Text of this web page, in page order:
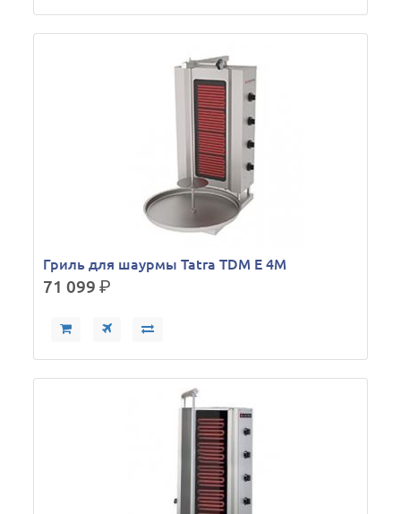
Гриль для шаурмы Tatra TDM E 4M
71 099р.